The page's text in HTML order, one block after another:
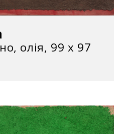
олія, 99 х 97